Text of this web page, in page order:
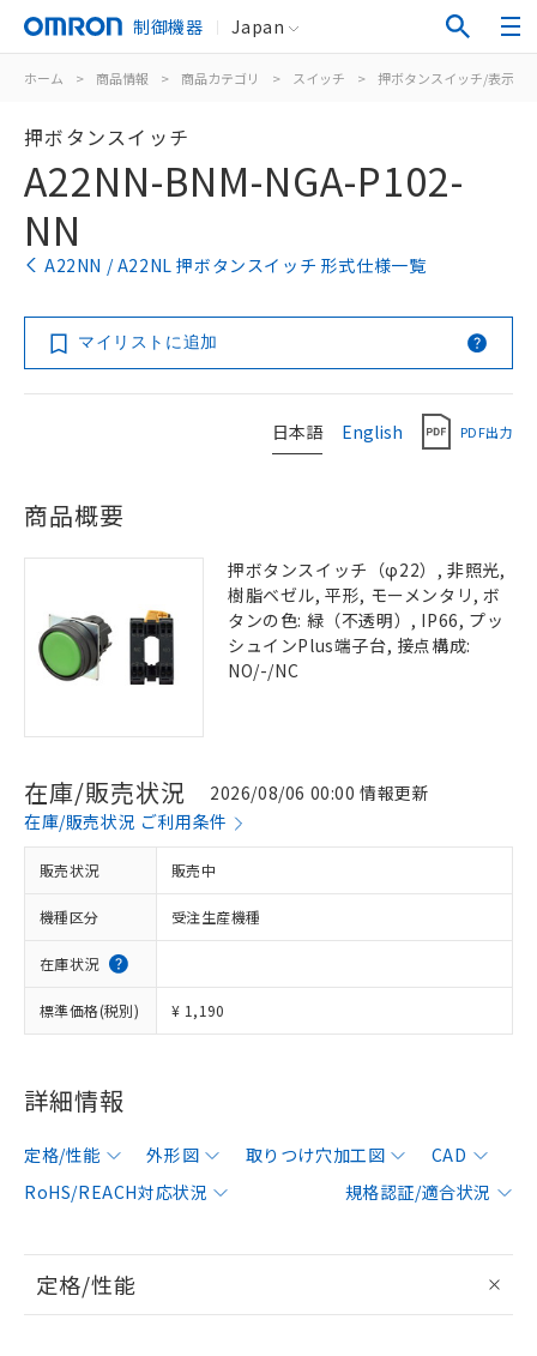
制御機器 Japan
ホーム > 商品情報 > 商品カテゴリ > スイッチ > 押ボタンスイッチ/表示灯
押ボタンスイッチ
A22NN-BNM-NGA-P102-
NN
A22NN / A22NL 押ボタンスイッチ 形式仕様一覧
マイリストに追加
日本語 English PDF出力
商品概要
押ボタンスイッチ（φ22）, 非照光,
樹脂ベゼル, 平形, モーメンタリ, ボ
タンの色: 緑（不透明）, IP66, プッ
シュインPlus端子台, 接点構成:
NO/-/NC
在庫/販売状況
2026/08/06 00:00 情報更新
在庫/販売状況 ご利用条件
販売状況 販売中
機種区分 受注生産機種
在庫状況
標準価格(税別) ¥ 1,190
詳細情報
定格/性能 外形図 取りつけ穴加工図
CAD
RoHS/REACH対応状況
規格認証/適合状況
定格/性能